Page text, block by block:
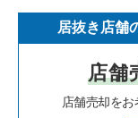
寿司の居抜き売却
焼肉の居抜き売却
鉄板焼き・お好み
神奈川県の飲食店
大阪府の飲食店の
兵庫県の飲食店の
新宿区の飲食店の
葛飾区の飲食店の
中央区の飲食店の
東京23区のイタ
東京23区の中華
東京23区のそば
御徒町駅の中華の
御徒町駅の焼肉の
御徒町駅のカフェ
居抜き店舗
店舗
店舗売却をお